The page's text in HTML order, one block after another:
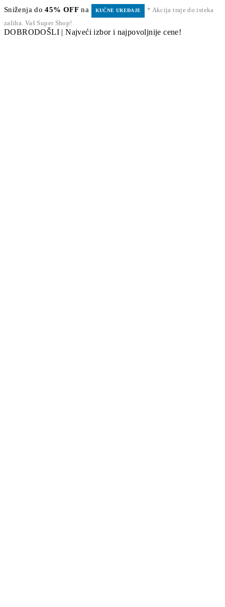
Sniženja do45% OFF na KUĆNE UREĐAJE
* Akcija traje do isteka
zaliha. Vaš Super Shop!
DOBRODOŠLI | Najveći izbor i najpovoljnije cene!